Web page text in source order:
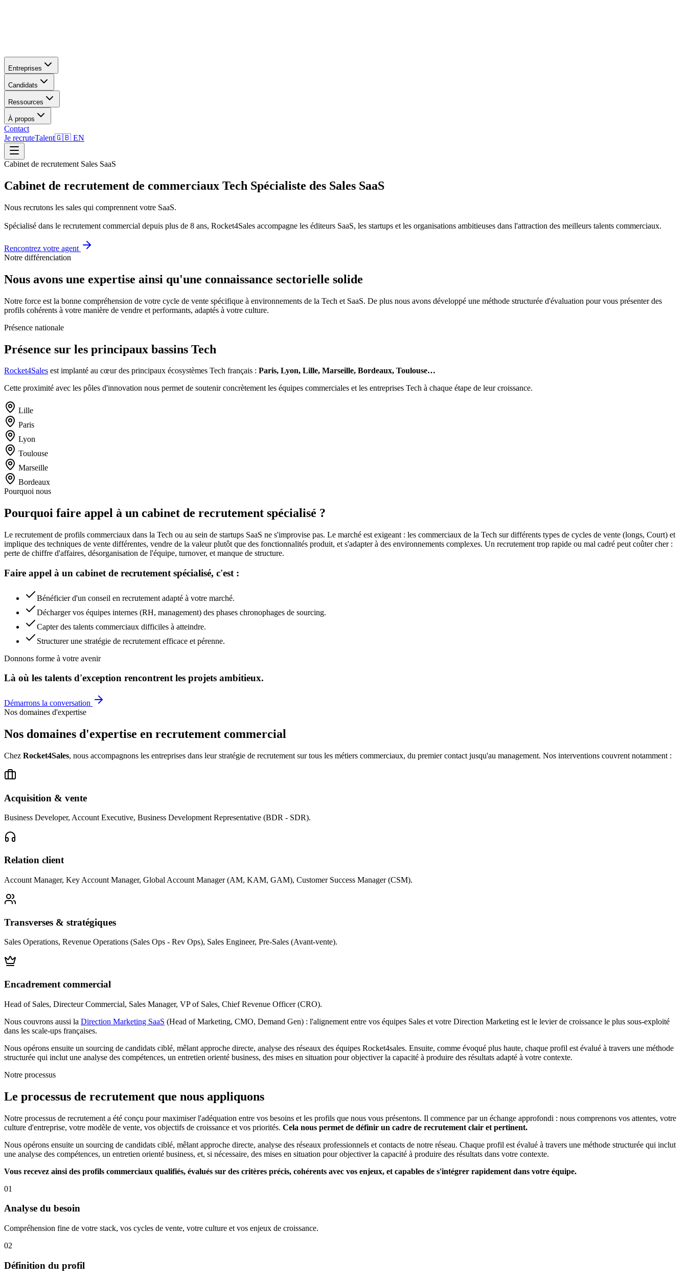
Entreprises
Candidats
Ressources
À propos
Contact
Je recruteTalent🇬🇧 EN
Cabinet de recrutement Sales SaaS
Cabinet de recrutement de commerciaux Tech Spécialiste des Sales SaaS
Nous recrutons les sales qui comprennent votre SaaS.
Spécialisé dans le recrutement commercial depuis plus de 8 ans, Rocket4Sales accompagne les éditeurs SaaS, les startups et les organisations ambitieuses dans l'attraction des meilleurs talents commerciaux.
Rencontrez votre agent
Notre différenciation
Nous avons une expertise ainsi qu'une connaissance sectorielle solide
Notre force est la bonne compréhension de votre cycle de vente spécifique à environnements de la Tech et SaaS. De plus nous avons développé une méthode structurée d'évaluation pour vous présenter des
profils cohérents à votre manière de vendre et performants, adaptés à votre culture.
Présence nationale
Présence sur les principaux bassins Tech
Rocket4Sales est implanté au cœur des principaux écosystèmes Tech français : Paris, Lyon, Lille, Marseille, Bordeaux, Toulouse…
Cette proximité avec les pôles d'innovation nous permet de soutenir concrètement les équipes commerciales et les entreprises Tech à chaque étape de leur croissance.
Lille
Paris
Lyon
Toulouse
Marseille
Bordeaux
Pourquoi nous
Pourquoi faire appel à un cabinet de recrutement spécialisé ?
Le recrutement de profils commerciaux dans la Tech ou au sein de startups SaaS ne s'improvise pas. Le marché est exigeant : les commerciaux de la Tech sur différents types de cycles de vente (longs, Court) et
implique des techniques de vente différentes, vendre de la valeur plutôt que des fonctionnalités produit, et s'adapter à des environnements complexes. Un recrutement trop rapide ou mal cadré peut coûter cher :
perte de chiffre d'affaires, désorganisation de l'équipe, turnover, et manque de structure.
Faire appel à un cabinet de recrutement spécialisé, c'est :
Bénéficier d'un conseil en recrutement adapté à votre marché.
Décharger vos équipes internes (RH, management) des phases chronophages de sourcing.
Capter des talents commerciaux difficiles à atteindre.
Structurer une stratégie de recrutement efficace et pérenne.
Donnons forme à votre avenir
Là où les talents d'exception rencontrent les projets ambitieux.
Démarrons la conversation
Nos domaines d'expertise
Nos domaines d'expertise en recrutement commercial
Chez Rocket4Sales, nous accompagnons les entreprises dans leur stratégie de recrutement sur tous les métiers commerciaux, du premier contact jusqu'au management. Nos interventions couvrent notamment :
Acquisition & vente
Business Developer, Account Executive, Business Development Representative (BDR - SDR).
Relation client
Account Manager, Key Account Manager, Global Account Manager (AM, KAM, GAM), Customer Success Manager (CSM).
Transverses & stratégiques
Sales Operations, Revenue Operations (Sales Ops - Rev Ops), Sales Engineer, Pre-Sales (Avant-vente).
Encadrement commercial
Head of Sales, Directeur Commercial, Sales Manager, VP of Sales, Chief Revenue Officer (CRO).
Nous couvrons aussi la Direction Marketing SaaS (Head of Marketing, CMO, Demand Gen) : l'alignement entre vos équipes Sales et votre Direction Marketing est le levier de croissance le plus sous-exploité
dans les scale-ups françaises.
Nous opérons ensuite un sourcing de candidats ciblé, mêlant approche directe, analyse des réseaux des équipes Rocket4sales. Ensuite, comme évoqué plus haute, chaque profil est évalué à travers une méthode
structurée qui inclut une analyse des compétences, un entretien orienté business, des mises en situation pour objectiver la capacité à produire des résultats adapté à votre contexte.
Notre processus
Le processus de recrutement que nous appliquons
Notre processus de recrutement a été conçu pour maximiser l'adéquation entre vos besoins et les profils que nous vous présentons. Il commence par un échange approfondi : nous comprenons vos attentes, votre
culture d'entreprise, votre modèle de vente, vos objectifs de croissance et vos priorités. Cela nous permet de définir un cadre de recrutement clair et pertinent.
Nous opérons ensuite un sourcing de candidats ciblé, mêlant approche directe, analyse des réseaux professionnels et contacts de notre réseau. Chaque profil est évalué à travers une méthode structurée qui inclut
une analyse des compétences, un entretien orienté business, et, si nécessaire, des mises en situation pour objectiver la capacité à produire des résultats dans votre contexte.
Vous recevez ainsi des profils commerciaux qualifiés, évalués sur des critères précis, cohérents avec vos enjeux, et capables de s'intégrer rapidement dans votre équipe.
01
Analyse du besoin
Compréhension fine de votre stack, vos cycles de vente, votre culture et vos enjeux de croissance.
02
Définition du profil